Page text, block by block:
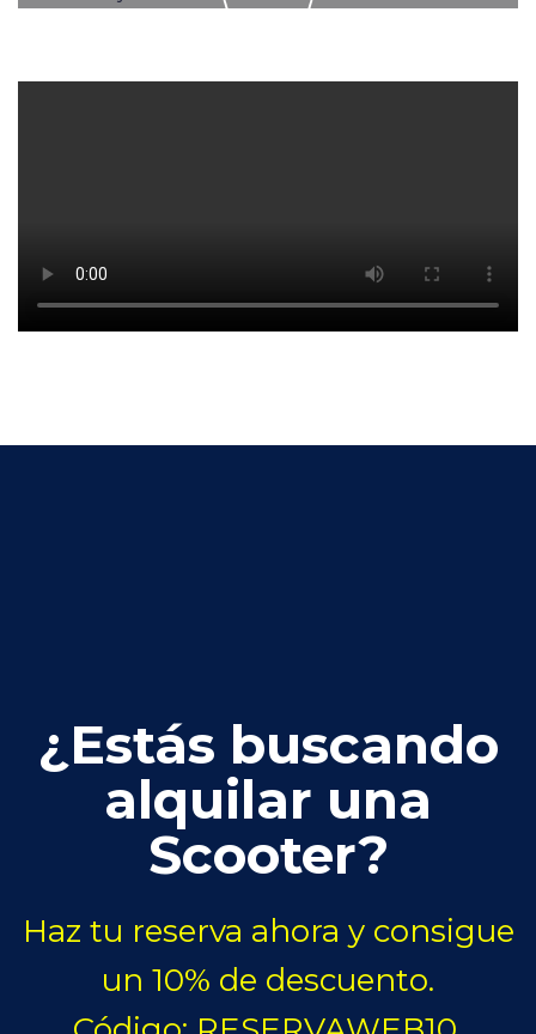
¿Estás buscando
alquilar una
Scooter?
Haz tu reserva ahora y consigue
un 10% de descuento.